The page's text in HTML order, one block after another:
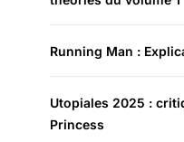
Running Man :
Utopiales 2025 :
Princess